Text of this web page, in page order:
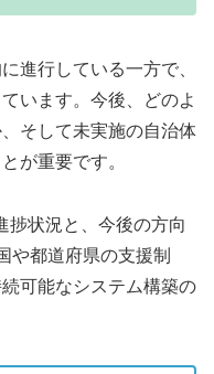
進行している一方で、
います。今後、どのよ
そして未実施の自治体
が重要です。
捗状況と、今後の方向
や都道府県の支援制
可能なシステム構築の